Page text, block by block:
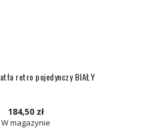
retro pojedynczy BIAŁY
184,50 zł
W magazynie